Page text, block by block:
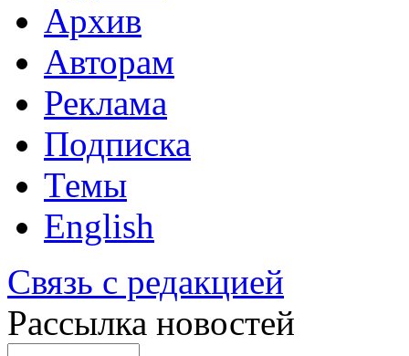
Архив
Авторам
Реклама
Подписка
Темы
English
Связь с редакцией
Рассылка новостей